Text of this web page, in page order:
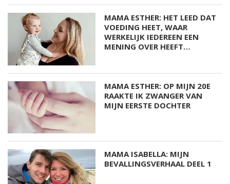
MAMA ESTHER: HET LEED DAT
VOEDING HEET, WAAR
WERKELIJK IEDEREEN EEN
MENING OVER HEEFT…
MAMA ESTHER: OP MIJN 20E
RAAKTE IK ZWANGER VAN
MIJN EERSTE DOCHTER
MAMA ISABELLA: MIJN
BEVALLINGSVERHAAL DEEL 1